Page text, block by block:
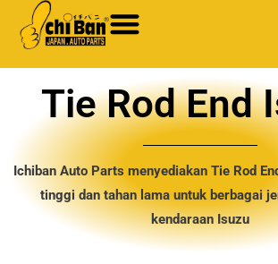
Tie Rod End
Ichiban Auto Parts menyediakan Tie Rod
tinggi dan tahan lama untuk berbagai
kendaraan Isuzu